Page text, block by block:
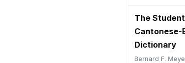
The
Cantonese-
Dictionary
Bernard F.